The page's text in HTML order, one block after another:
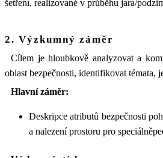
šetření, realizované v průběhu jara/
2. Výzkumný záměr
Cílem je hloubkově analyzovat a
oblast bezpečnosti, identifikovat témata,
Hlavní záměr:
Deskripce atributů bezpečnosti
a nalezení prostoru pro